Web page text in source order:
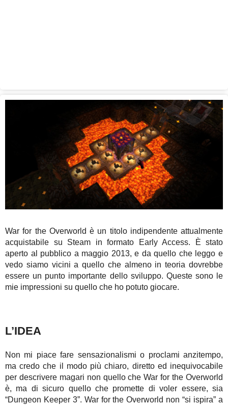
War for the Overworld è un titolo indipendente attualmente
acquistabile su Steam in formato Early Access. È stato
aperto al pubblico a maggio 2013, e da quello che leggo e
vedo siamo vicini a quello che almeno in teoria dovrebbe
essere un punto importante dello sviluppo. Queste sono le
mie impressioni su quello che ho potuto giocare.
L’IDEA
Non mi piace fare sensazionalismi o proclami anzitempo,
ma credo che il modo più chiaro, diretto ed inequivocabile
per descrivere magari non quello che War for the Overworld
è, ma di sicuro quello che promette di voler essere, sia
“Dungeon Keeper 3”. War for the Overworld non “si ispira” a